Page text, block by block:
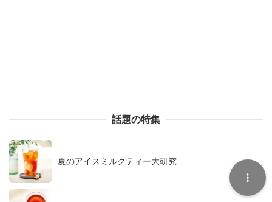
話題の特集
夏のアイスミルクティー大研究